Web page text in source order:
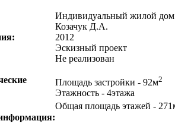
Индивидуальный жилой дом
Козачук Д.А.
2012
Эскизный проект
Не реализован
Площадь застройки - 92м2
Этажность - 4этажа
Общая площадь этажей -